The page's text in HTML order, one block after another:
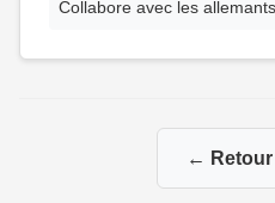
Collabore avec les
← Retour